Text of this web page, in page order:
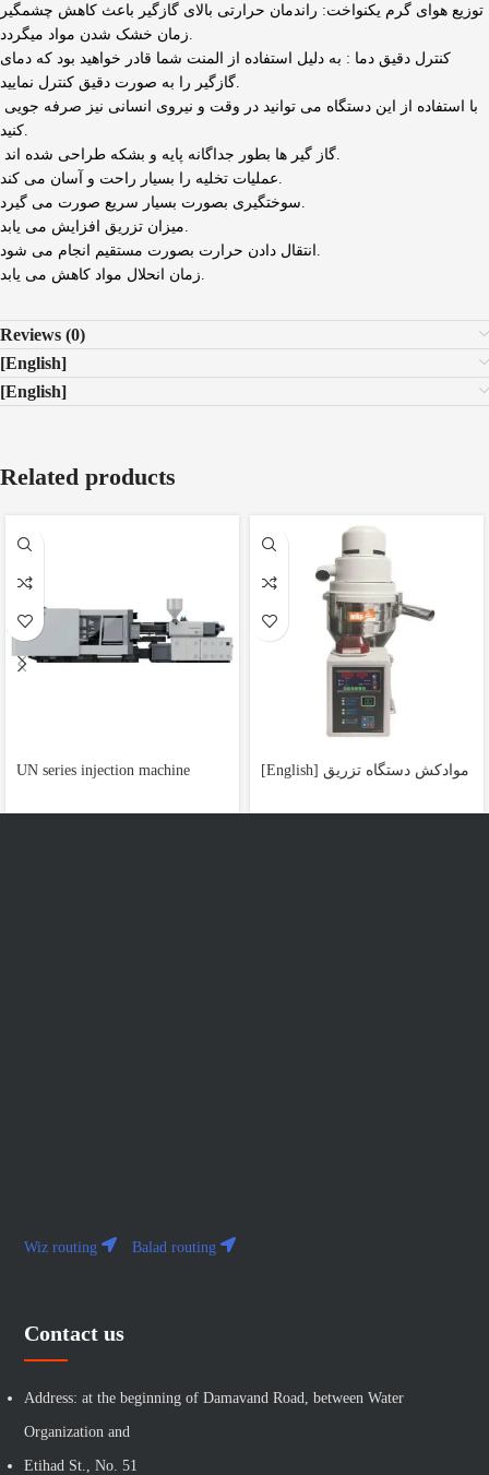
توزیع هوای گرم یکنواخت: راندمان حرارتی بالای گازگیر باعث کاهش چشمگیر
کنترل دقیق دما : به دلیل استفاده از المنت شما قادر خواهید بود که دمای
Reviews (0)
[English]
[English]
Related products
UN series injection machine
[English] موادکش دستگاه تزریق
Wiz routing Balad routing
Contact us
Address: at the beginning of Damavand Road, between Water
Organization and
Etihad St., No. 51